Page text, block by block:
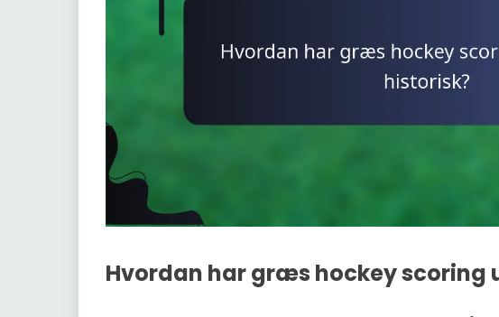
Hvordan har græs hockey scoring